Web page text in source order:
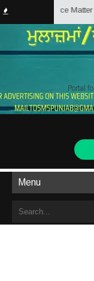
(Service Matter
Portal
Menu